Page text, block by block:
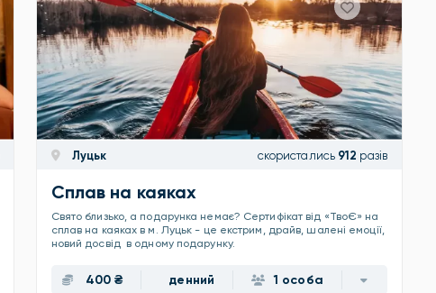
Луцьк скористались 912 разів
Сплав на каяках
Свято близько, а подарунка немає? Сертифікат від «ТвоЄ» на
сплав на каяках в м. Луцьк - це екстрим, драйв, шалені емоції,
новий досвід в одному подарунку.
400 ₴ денний 1 особа